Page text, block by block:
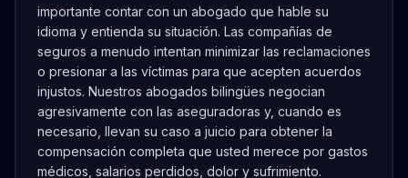
importante contar con un abogado que hable su
idioma y entienda su situación. Las compañías de
seguros a menudo intentan minimizar las reclamaciones
o presionar a las víctimas para que acepten acuerdos
injustos. Nuestros abogados bilingües negocian
agresivamente con las aseguradoras y, cuando es
necesario, llevan su caso a juicio para obtener la
compensación completa que usted merece por gastos
médicos, salarios perdidos, dolor y sufrimiento.